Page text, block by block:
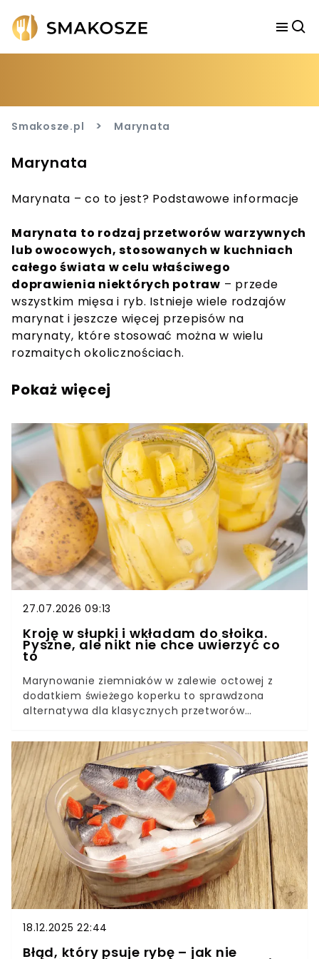
Smakosze.pl > Marynata
Marynata
Marynata – co to jest? Podstawowe informacje
Marynata to rodzaj przetworów warzywnych
lub owocowych, stosowanych w kuchniach
całego świata w celu właściwego
doprawienia niektórych potraw – przede
wszystkim mięsa i ryb. Istnieje wiele rodzajów
marynat i jeszcze więcej przepisów na
marynaty, które stosować można w wielu
rozmaitych okolicznościach.
Pokaż więcej
27.07.2026 09:13
Kroję w słupki i wkładam do słoika.
Pyszne, ale nikt nie chce uwierzyć co
to
Marynowanie ziemniaków w zalewie octowej z
dodatkiem świeżego koperku to sprawdzona
alternatywa dla klasycznych przetworów
najlepiej sprawdzają się sałatkowe odmiany
ziemniaków, które zachowują odpowiednią
strukturę i zwartość po ugotowaniu. Cały proces
przygotowania wymaga podstawowych
składników kuchennych i zaledwie jednej doby
chłodzenia w lodówce. Jakie odmiany ziemniaków
najlepiej nadają się do przygotowania pikli?Czym
różni się przygotowanie marynowanych
ziemniaków od tradycyjnych przetworów z
ogórków?Do jakich dań i przekąsek można
wykorzystać piklowane słupki ziemniaczane?
18.12.2025 22:44
Błąd, który psuje rybę – jak nie